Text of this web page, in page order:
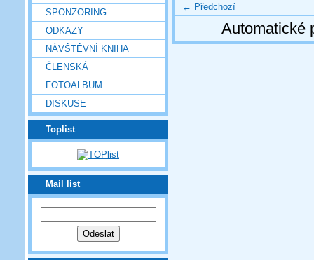
SPONZORING
ODKAZY
NÁVŠTĚVNÍ KNIHA
ČLENSKÁ
FOTOALBUM
DISKUSE
Toplist
Mail list
← Předchozí
Automatické